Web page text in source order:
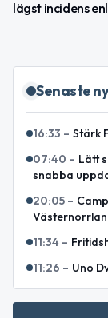
lägst incidens
Senaste
16:33 – Stärk
07:40 – Lätt
snabba
20:05 –
11:34 –
11:26 – Uno